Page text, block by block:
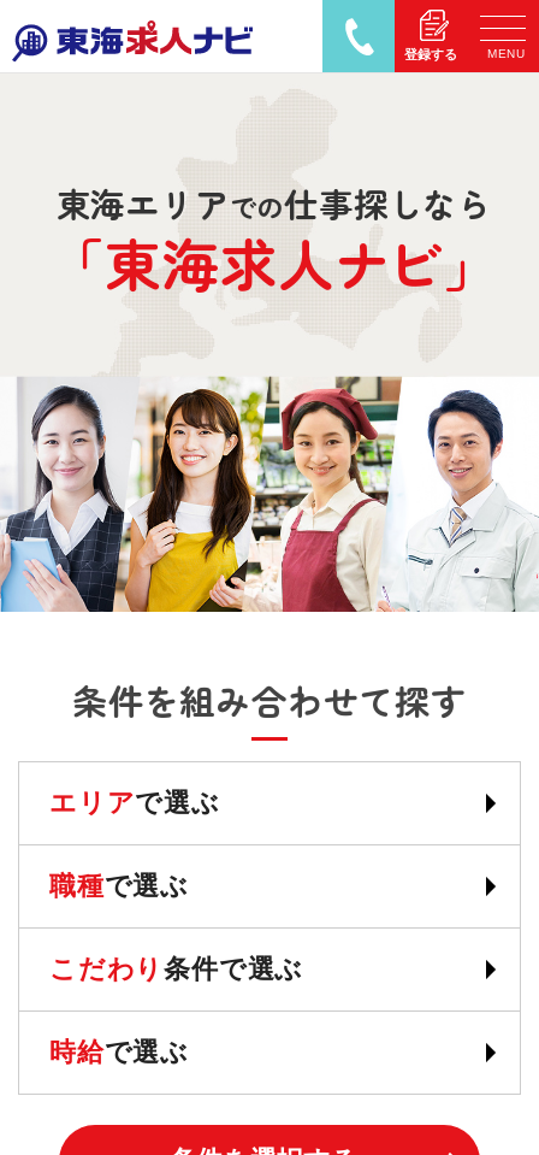
登録する MENU
東海エリアでの仕事探しなら
「東海求人ナビ」
条件を組み合わせて探す
エリアで選ぶ
職種で選ぶ
こだわり条件で選ぶ
時給で選ぶ